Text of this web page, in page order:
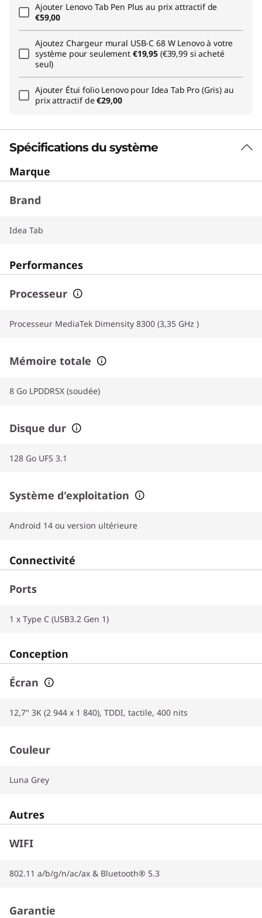
Ajouter Lenovo Tab Pen Plus au prix attractif de
€59,00
Ajoutez Chargeur mural USB-C 68 W Lenovoà votre
système pour seulement €19,95 (€39,99 si acheté
seul)
Ajouter Étui folio Lenovo pour Idea Tab Pro (Gris) au
prix attractif de€29,00
Spécifications du système
Marque
Brand
Idea Tab
Performances
Processeur
Processeur MediaTek Dimensity 8300 (3,35 GHz )
Mémoire totale
8 Go LPDDR5X (soudée)
Disque dur
128 Go UFS 3.1
Système d'exploitation
Android 14 ou version ultérieure
Connectivité
Ports
1 x Type C (USB3.2 Gen 1)
Conception
Écran
12,7" 3K (2 944 x 1 840), TDDI, tactile, 400 nits
Couleur
Luna Grey
Autres
WIFI
802.11 a/b/g/n/ac/ax & Bluetooth® 5.3
Garantie